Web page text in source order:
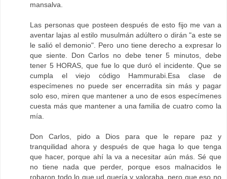
mansalva.
Las personas que posteen después de esto fijo me van a
aventar lajas al estilo musulmán adúltero o dirán "a este se
le salió el demonio". Pero uno tiene derecho a expresar lo
que siente. Don Carlos no debe tener 5 minutos, debe
tener 5 HORAS, que fue lo que duró el incidente. Que se
cumpla el viejo código Hammurabi.Esa clase de
especímenes no puede ser encerradita sin más y pagar
solo eso, miren que mantener a uno de esos especímenes
cuesta más que mantener a una familia de cuatro como la
mía.
Don Carlos, pido a Dios para que le repare paz y
tranquilidad ahora y después de que haga lo que tenga
que hacer, porque ahí la va a necesitar aún más. Sé que
no tiene nada que perder, porque esos malnacidos le
robaron todo lo que ud quería y valoraba, pero que eso no